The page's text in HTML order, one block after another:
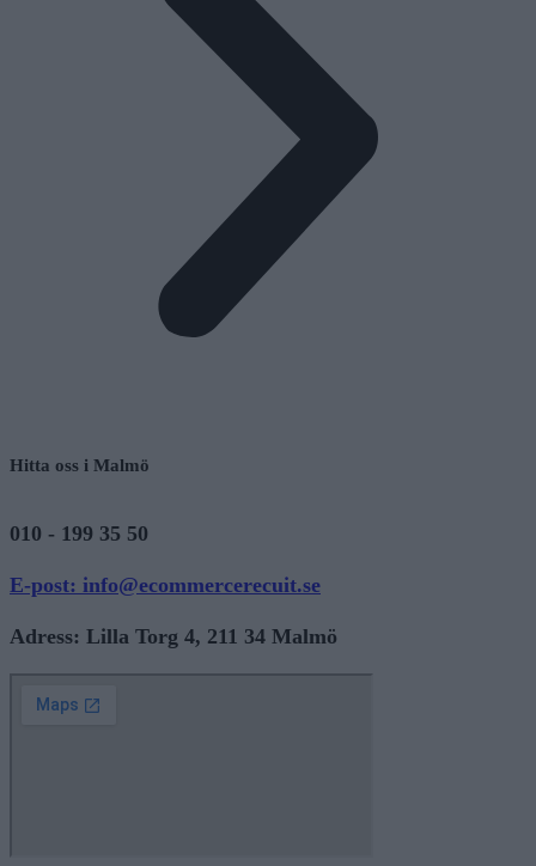
Hitta oss i Malmö
010 - 199 35 50
E-post: info@ecommercerecuit.se
Adress: Lilla Torg 4, 211 34 Malmö